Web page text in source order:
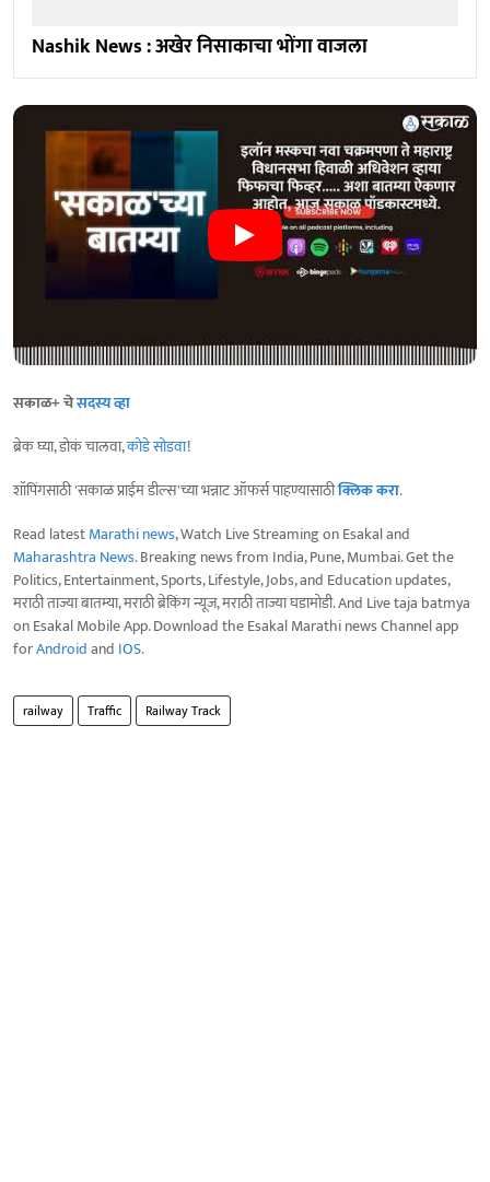
Nashik News : अखेर निसाकाचा भोंगा वाजला
सकाळ+ चेसदस्य व्हा
ब्रेक घ्या, डोकं चालवा,कोडे सोडवा!
शॉपिंगसाठी 'सकाळ प्राईम डील्स'च्या भन्नाट ऑफर्स पाहण्यासाठीक्लिक करा.
Read latestMarathi news, Watch Live Streaming on Esakal and
Maharashtra News. Breaking news from India, Pune, Mumbai. Get the
Politics, Entertainment, Sports, Lifestyle, Jobs, and Education updates,
मराठी ताज्या बातम्या, मराठी ब्रेकिंग न्यूज, मराठी ताज्या घडामोडी. And Live taja batmya
on Esakal Mobile App. Download the Esakal Marathi news Channel app
forAndroidand IOS.
railway Traffic Railway Track